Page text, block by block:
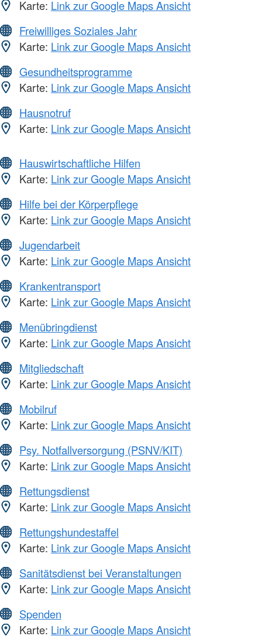
Karte: Link zur Google Maps Ansicht
Freiwilliges Soziales Jahr
Karte: Link zur Google Maps Ansicht
Gesundheitsprogramme
Karte: Link zur Google Maps Ansicht
Hausnotruf
Karte: Link zur Google Maps Ansicht
Hauswirtschaftliche Hilfen
Karte: Link zur Google Maps Ansicht
Hilfe bei der Körperpflege
Karte: Link zur Google Maps Ansicht
Jugendarbeit
Karte: Link zur Google Maps Ansicht
Krankentransport
Karte: Link zur Google Maps Ansicht
Menübringdienst
Karte: Link zur Google Maps Ansicht
Mitgliedschaft
Karte: Link zur Google Maps Ansicht
Mobilruf
Karte: Link zur Google Maps Ansicht
Psy. Notfallversorgung (PSNV/KIT)
Karte: Link zur Google Maps Ansicht
Rettungsdienst
Karte: Link zur Google Maps Ansicht
Rettungshundestaffel
Karte: Link zur Google Maps Ansicht
Sanitätsdienst bei Veranstaltungen
Karte: Link zur Google Maps Ansicht
Spenden
Karte: Link zur Google Maps Ansicht